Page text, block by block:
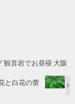
観音岩でお昼寝 大阪
と白花の蕾